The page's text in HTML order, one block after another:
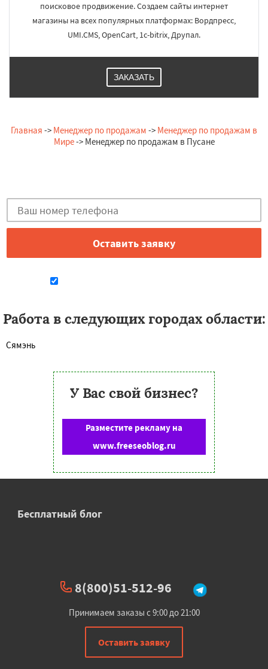
поисковое продвижение. Создаем сайты интернет
магазины на всех популярных платформах: Вордпресс,
UMI.CMS, OpenCart, 1c-bitrix, Друпал.
ЗАКАЗАТЬ
Главная -> Менеджер по продажам -> Менеджер по продажам в
Мире-> Менеджер по продажам в Пусане
Работа в следующих городах области:
Сямэнь
У Вас свой бизнес?
Разместите рекламу на
www.freeseoblog.ru
Бесплатный блог
8(800)51-512-96
Принимаем заказы с 9:00 до 21:00
Оставить заявку